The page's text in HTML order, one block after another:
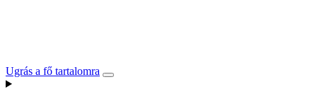
Ugrás a fő tartalomra